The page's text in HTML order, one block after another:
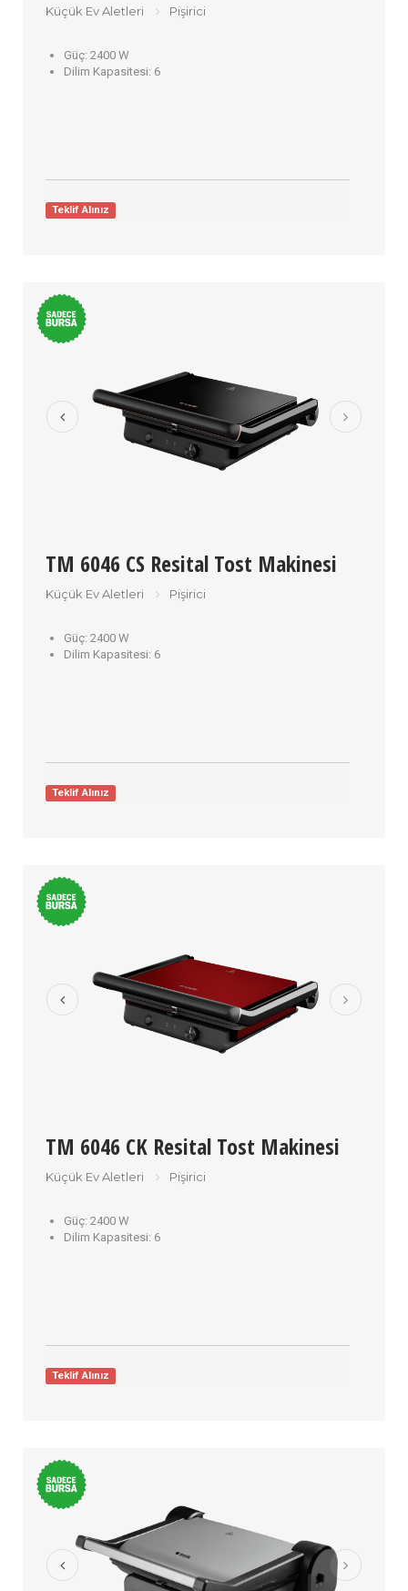
Küçük Ev Aletleri Pişirici
Güç: 2400 W
Dilim Kapasitesi: 6
Teklif Alınız
TM 6046 CS Resital Tost Makinesi
Küçük Ev Aletleri Pişirici
Güç: 2400 W
Dilim Kapasitesi: 6
Teklif Alınız
TM 6046 CK Resital Tost Makinesi
Küçük Ev Aletleri Pişirici
Güç: 2400 W
Dilim Kapasitesi: 6
Teklif Alınız